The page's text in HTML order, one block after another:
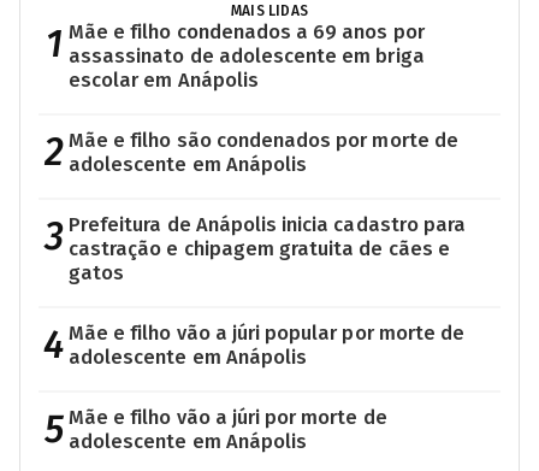
MAIS LIDAS
1 Mãe e filho condenados a 69 anos por
assassinato de adolescente em briga
escolar em Anápolis
2 Mãe e filho são condenados por morte de
adolescente em Anápolis
3 Prefeitura de Anápolis inicia cadastro para
castração e chipagem gratuita de cães e
gatos
4 Mãe e filho vão a júri popular por morte de
adolescente em Anápolis
5 Mãe e filho vão a júri por morte de
adolescente em Anápolis